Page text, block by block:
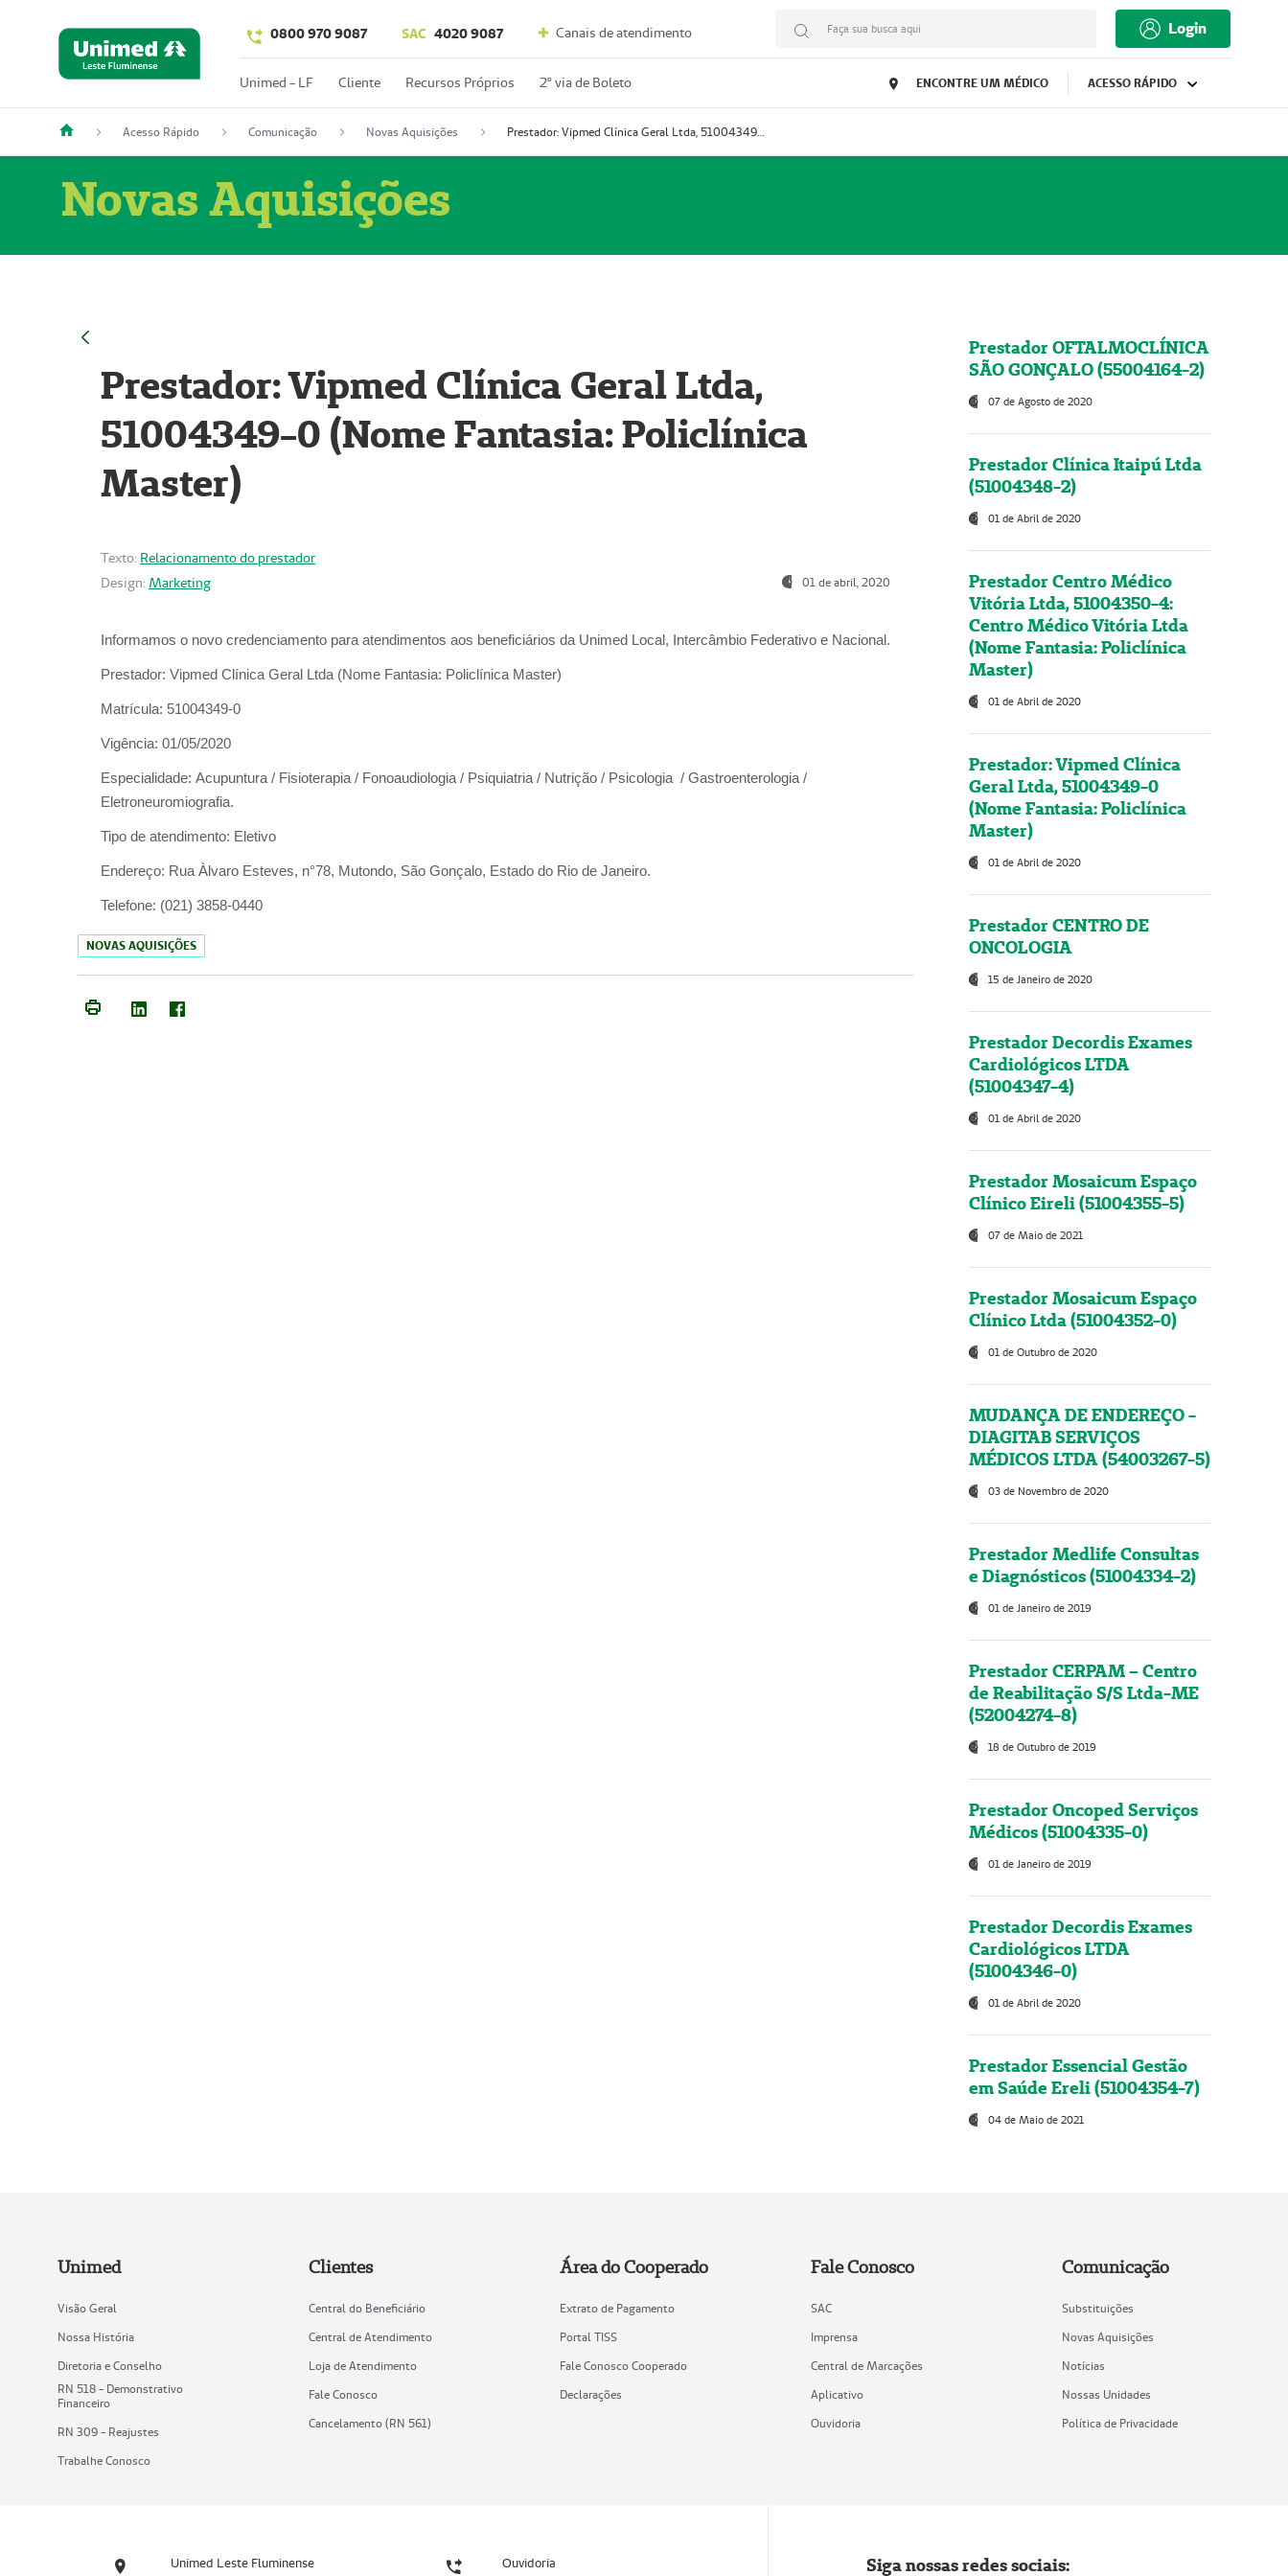
0800 970 9087 SAC 4020 9087 Canais de atendimento Faça sua busca aqui Login
Unimed - LF Cliente Recursos Próprios 2º via de Boleto ENCONTRE UM MÉDICO ACESSO RÁPIDO
Acesso Rápido Comunicação Novas Aquisições Prestador: Vipmed Clínica Geral Ltda, 51004349-0 (Nome Fantasia: Policlínica Master)
Novas Aquisições
Prestador: Vipmed Clínica Geral Ltda,
51004349-0 (Nome Fantasia: Policlínica
Master)
Texto: Relacionamento do prestador
Design: Marketing 01 de abril, 2020
Informamos o novo credenciamento para atendimentos aos beneficiários da Unimed Local, Intercâmbio Federativo e Nacional.
Prestador: Vipmed Clínica Geral Ltda (Nome Fantasia: Policlínica Master)
Matrícula: 51004349-0
Vigência: 01/05/2020
Especialidade: Acupuntura / Fisioterapia / Fonoaudiologia / Psiquiatria / Nutrição / Psicologia / Gastroenterologia /
Eletroneuromiografia.
Tipo de atendimento: Eletivo
Endereço: Rua Àlvaro Esteves, n°78, Mutondo, São Gonçalo, Estado do Rio de Janeiro.
Telefone: (021) 3858-0440
NOVAS AQUISIÇÕES
Prestador OFTALMOCLÍNICA
SÃO GONÇALO (55004164-2)
07 de Agosto de 2020
Prestador Clínica Itaipú Ltda
(51004348-2)
01 de Abril de 2020
Prestador Centro Médico
Vitória Ltda, 51004350-4:
Centro Médico Vitória Ltda
(Nome Fantasia: Policlínica
Master)
01 de Abril de 2020
Prestador: Vipmed Clínica
Geral Ltda, 51004349-0
(Nome Fantasia: Policlínica
Master)
01 de Abril de 2020
Prestador CENTRO DE
ONCOLOGIA
15 de Janeiro de 2020
Prestador Decordis Exames
Cardiológicos LTDA
(51004347-4)
01 de Abril de 2020
Prestador Mosaicum Espaço
Clínico Eireli (51004355-5)
07 de Maio de 2021
Prestador Mosaicum Espaço
Clínico Ltda (51004352-0)
01 de Outubro de 2020
MUDANÇA DE ENDEREÇO -
DIAGITAB SERVIÇOS
MÉDICOS LTDA (54003267-5)
03 de Novembro de 2020
Prestador Medlife Consultas
e Diagnósticos (51004334-2)
01 de Janeiro de 2019
Prestador CERPAM – Centro
de Reabilitação S/S Ltda-ME
(52004274-8)
18 de Outubro de 2019
Prestador Oncoped Serviços
Médicos (51004335-0)
01 de Janeiro de 2019
Prestador Decordis Exames
Cardiológicos LTDA
(51004346-0)
01 de Abril de 2020
Prestador Essencial Gestão
em Saúde Ereli (51004354-7)
04 de Maio de 2021
Unimed
Visão Geral
Nossa História
Diretoria e Conselho
RN 518 - Demonstrativo
Financeiro
RN 309 - Reajustes
Trabalhe Conosco
Clientes
Central do Beneficiário
Central de Atendimento
Loja de Atendimento
Fale Conosco
Cancelamento (RN 561)
Área do Cooperado
Extrato de Pagamento
Portal TISS
Fale Conosco Cooperado
Declarações
Fale Conosco
SAC
Imprensa
Central de Marcações
Aplicativo
Ouvidoria
Comunicação
Substituições
Novas Aquisições
Notícias
Nossas Unidades
Política de Privacidade
Unimed Leste Fluminense Ouvidoria Siga nossas redes sociais: